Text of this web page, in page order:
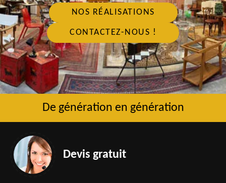
NOS RÉALISATIONS
CONTACTEZ-NOUS !
De génération en génération
Devis gratuit